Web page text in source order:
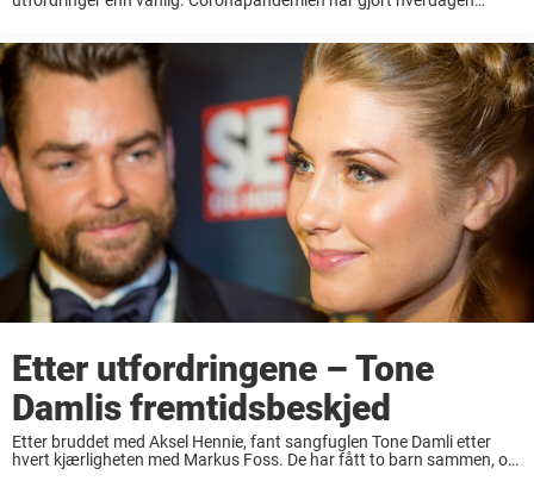
Etter utfordringene – Tone
Damlis fremtidsbeskjed
Etter bruddet med Aksel Hennie, fant sangfuglen Tone Damli etter
hvert kjærligheten med Markus Foss. De har fått to barn sammen, og